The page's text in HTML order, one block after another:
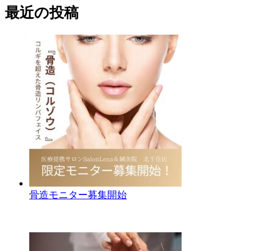
最近の投稿
骨造モニター募集開始